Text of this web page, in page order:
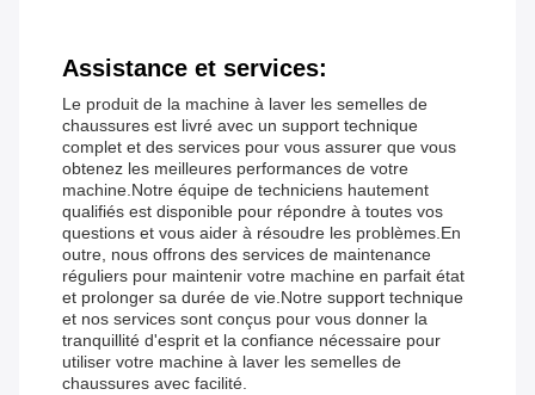
Assistance et services:
Le produit de la machine à laver les semelles de
chaussures est livré avec un support technique
complet et des services pour vous assurer que vous
obtenez les meilleures performances de votre
machine.Notre équipe de techniciens hautement
qualifiés est disponible pour répondre à toutes vos
questions et vous aider à résoudre les problèmes.En
outre, nous offrons des services de maintenance
réguliers pour maintenir votre machine en parfait état
et prolonger sa durée de vie.Notre support technique
et nos services sont conçus pour vous donner la
tranquillité d'esprit et la confiance nécessaire pour
utiliser votre machine à laver les semelles de
chaussures avec facilité.